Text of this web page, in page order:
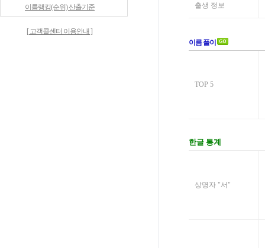
이름랭킹(순위) 산출기준
[ 고객콜센터 이용안내 ]